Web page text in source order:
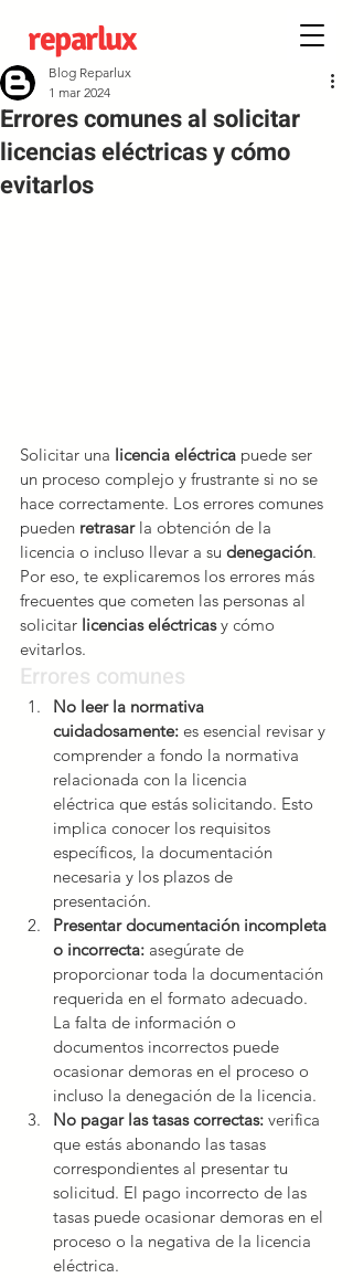
reparlux
Errores comunes al solicitar
licencias eléctricas y cómo
evitarlos
Blog Reparlux
1 mar 2024
Solicitar una licencia eléctrica puede ser
un proceso complejo y frustrante si no se
hace correctamente. Los errores comunes
pueden retrasar la obtención de la
licencia o incluso llevar a su denegación.
Por eso, te explicaremos los errores más
frecuentes que cometen las personas al
solicitar licencias eléctricas y cómo
evitarlos.
Errores comunes
No leer la normativa
cuidadosamente: es esencial revisar y
comprender a fondo la normativa
relacionada con la licencia
eléctrica que estás solicitando. Esto
implica conocer los requisitos
específicos, la documentación
necesaria y los plazos de
presentación.
Presentar documentación incompleta
o incorrecta: asegúrate de
proporcionar toda la documentación
requerida en el formato adecuado.
La falta de información o
documentos incorrectos puede
ocasionar demoras en el proceso o
incluso la denegación de la licencia.
No pagar las tasas correctas: verifica
que estás abonando las tasas
correspondientes al presentar tu
solicitud. El pago incorrecto de las
tasas puede ocasionar demoras en el
proceso o la negativa de la licencia
eléctrica.